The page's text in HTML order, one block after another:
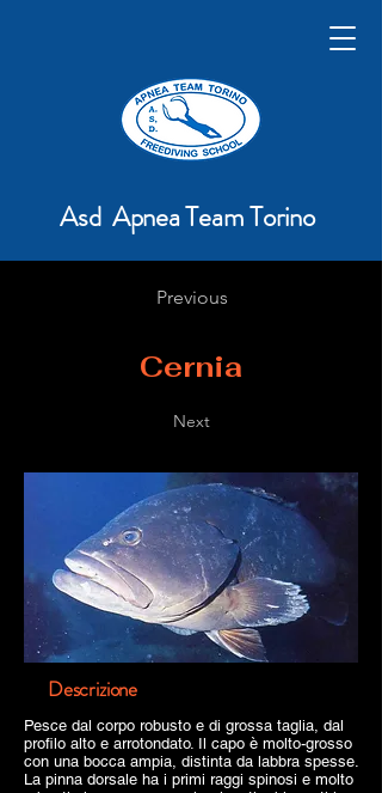
Asd Apnea Team Torino
Previous
Cernia
Next
Descrizione
Pesce dal corpo robusto e di grossa taglia, dal
profilo alto e arrotondato. Il capo è molto-grosso
con una bocca ampia, distinta da labbra spesse.
La pinna dorsale ha i primi raggi spinosi e molto